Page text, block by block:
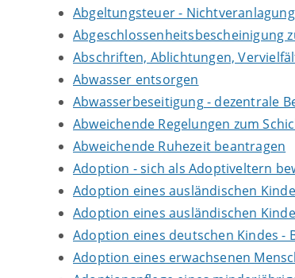
Abgeltungsteuer -
Abgeschlossenheitsbescheinigung
Abschriften, Ablichtungen,
Abwasser entsorgen
Abwasserbeseitigung - dezentrale
Abweichende Regelungen zum
Abweichende Ruhezeit beantragen
Adoption - sich als Adoptiveltern
Adoption eines ausländischen
Adoption eines ausländischen
Adoption eines deutschen Kindes -
Adoption eines erwachsenen